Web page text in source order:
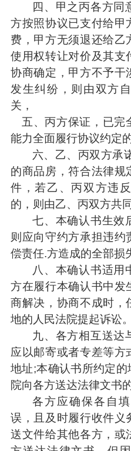
四、甲之丙各方同
方按照协议已支付给甲
费，甲方无须退还给乙
使用权转让对价及其支
协商确定，甲方不予干
发生纠纷，则由双方
关，
五、丙方保证，已完
能力全面履行协议约定
六、乙、丙双方承
的商品房，符合法律规
件，若乙、丙双方违
的，则由乙、丙双方共
七、本确认书生效
则应向守约方承担违约
偿责任.方造成的全部损
八、本确认书适用
方在履行本确认书中发
商解决，协商不成时，
地的人民法院提起诉讼。
九、各方相互送达
应以邮寄或者专差等方
地址;本确认书所约定
院向各方送达法律文书
各方应确保各自
误，且及时履行收件义
送文件给其他各方，或